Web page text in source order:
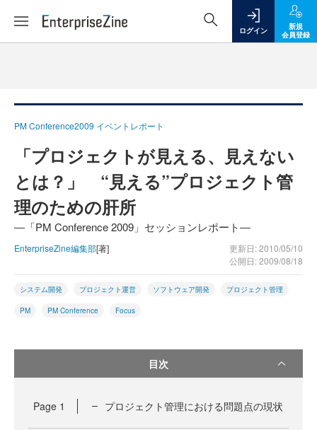
ログイン
新規
会員登録
PM Conference2009 イベントレポート
「プロジェクトが見える、見えない
とは？」 “見える”プロジェクト管
理のための肝所
―「PM Conference 2009」セッションレポート―
EnterpriseZine編集部[著]
更新日: 2010/05/10
公開日: 2009/08/18
システム開発 プロジェクト運営 ソフトウェア開発 プロジェクト管理
PM PM Conference Focus
目次
Page 1 プロジェクト管理における問題点の現状